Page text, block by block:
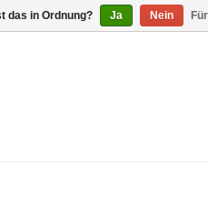
das in Ordnung? Ja Nein